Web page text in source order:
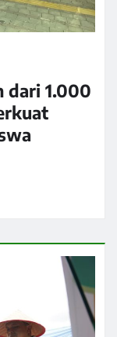
dari 1.000